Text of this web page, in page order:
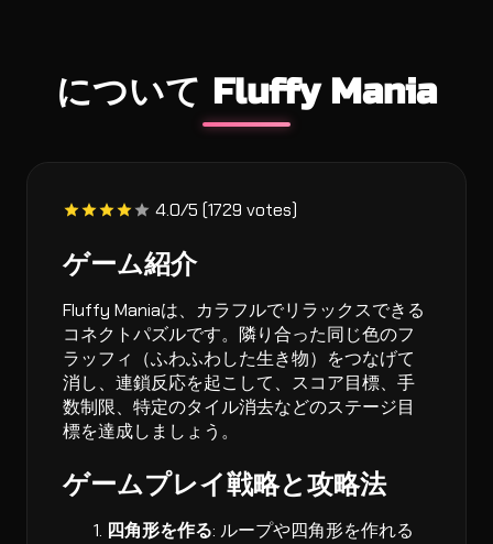
について Fluffy Mania
4.0/5 (1729 votes)
ゲーム紹介
Fluffy Maniaは、カラフルでリラックスできる
コネクトパズルです。隣り合った同じ色のフ
ラッフィ（ふわふわした生き物）をつなげて
消し、連鎖反応を起こして、スコア目標、手
数制限、特定のタイル消去などのステージ目
標を達成しましょう。
ゲームプレイ戦略と攻略法
四角形を作る: ループや四角形を作れる